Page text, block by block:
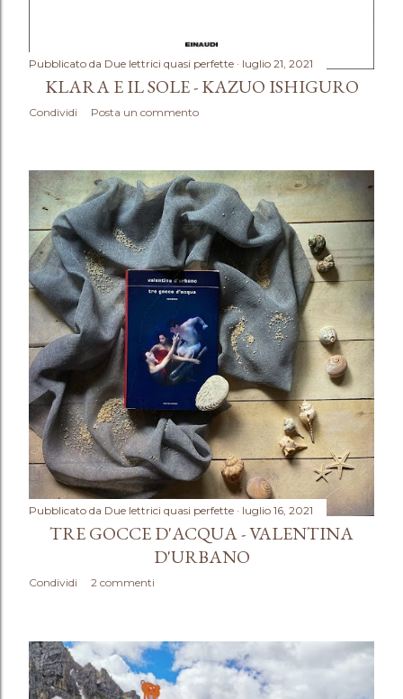
Pubblicato da Due lettrici quasi perfette luglio 21, 2021
KLARA E IL SOLE - KAZUO ISHIGURO
Condividi Posta un commento
Pubblicato da Due lettrici quasi perfette luglio 16, 2021
TRE GOCCE D'ACQUA - VALENTINA
D'URBANO
Condividi 2 commenti